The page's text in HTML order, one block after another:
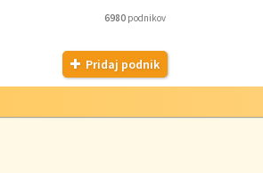
6980 podnikov
Pridaj podnik